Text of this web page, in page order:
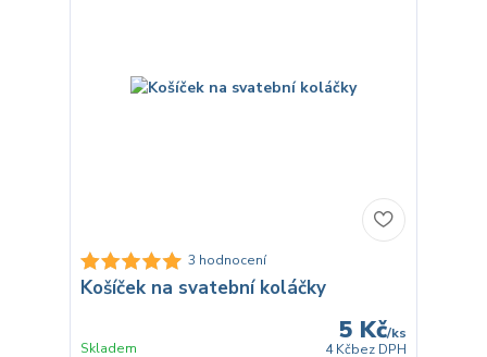
3 hodnocení
Košíček na svatební koláčky
5 Kč/ks
4 Kčbez DPH
Skladem